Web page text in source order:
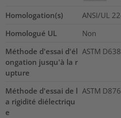
Homologation(s)
ANSI/UL
Homologué UL
Non
Méthode d'essai d'él
ongation jusqu'à la r
upture
ASTM D638
Méthode d'essai de l
a rigidité diélectriqu
e
ASTM D876